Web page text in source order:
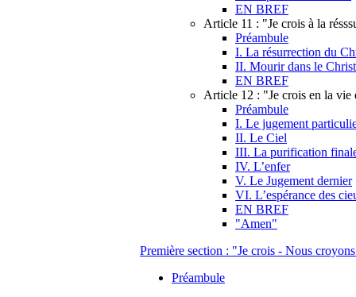
EN BREF
Article 11 : "Je crois à la
Préambule
I. La résurrection du
II. Mourir dans le Christ
EN BREF
Article 12 : "Je crois en la vie
Préambule
I. Le jugement
II. Le Ciel
III. La purification
IV. L’enfer
V. Le Jugement dernier
VI. L’espérance des
EN BREF
"Amen"
Première section : "Je crois - Nous
Préambule